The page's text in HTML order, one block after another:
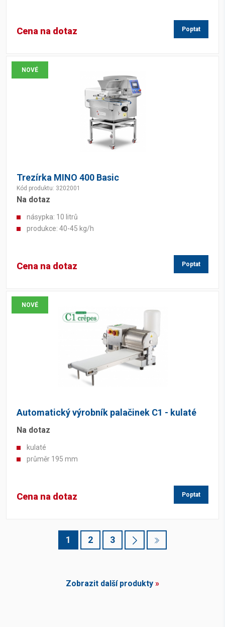
Cena na dotaz Poptat
NOVÉ
Trezírka MINO 400 Basic
Kód produktu: 3202001
Na dotaz
násypka: 10 litrů
produkce: 40-45 kg/h
Cena na dotaz Poptat
NOVÉ
Automatický výrobník palačinek C1 - kulaté
Na dotaz
kulaté
průměr 195 mm
Cena na dotaz Poptat
1 2 3
Zobrazit další produkty »